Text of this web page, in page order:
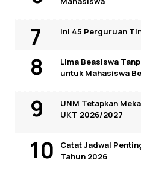
Ini 45 Perguruan
Lima Beasiswa
untuk Mahasiswa
UNM Tetapkan
UKT 2026/2027
Catat Jadwal
Tahun 2026